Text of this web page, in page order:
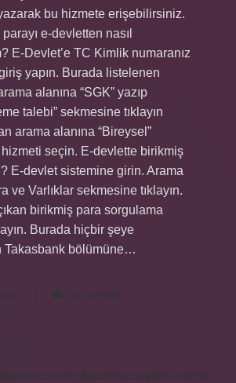
bu hizmete erişebilirsiniz.
e-devletten nasıl
E-Devlet’e TC Kimlik numaranız
yapın. Burada listelenen
alanına “SGK” yazıp
talebi” sekmesine tıklayın
arama alanına “Bireysel”
seçin. E-devlette birikmiş
E-devlet sistemine girin. Arama
ve Varlıklar sekmesine tıklayın.
birikmiş para sorgulama
Burada hiçbir şeye
Takasbank bölümüne…
Yatan
Yorum Bırak
https://heceegitim.com.tr